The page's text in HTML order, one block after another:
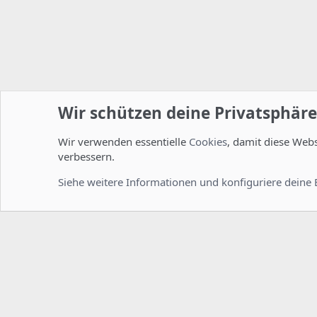
Startseite Foren Linux Foren Fragen zu Howtos
Wir schützen deine Privatsphäre
Wir verwenden essentielle Cookies, damit diese
verbessern.
Siehe weitere Informationen und konfiguriere deine